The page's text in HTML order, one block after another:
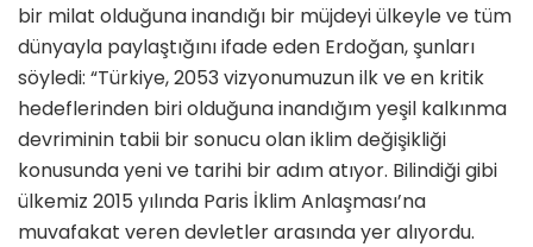
bir milat olduğuna inandığı bir müjdeyi ülkeyle ve tüm
dünyayla paylaştığını ifade eden Erdoğan, şunları
söyledi: “Türkiye, 2053 vizyonumuzun ilk ve en kritik
hedeflerinden biri olduğuna inandığım yeşil kalkınma
devriminin tabii bir sonucu olan iklim değişikliği
konusunda yeni ve tarihi bir adım atıyor. Bilindiği gibi
ülkemiz 2015 yılında Paris İklim Anlaşması’na
muvafakat veren devletler arasında yer alıyordu.